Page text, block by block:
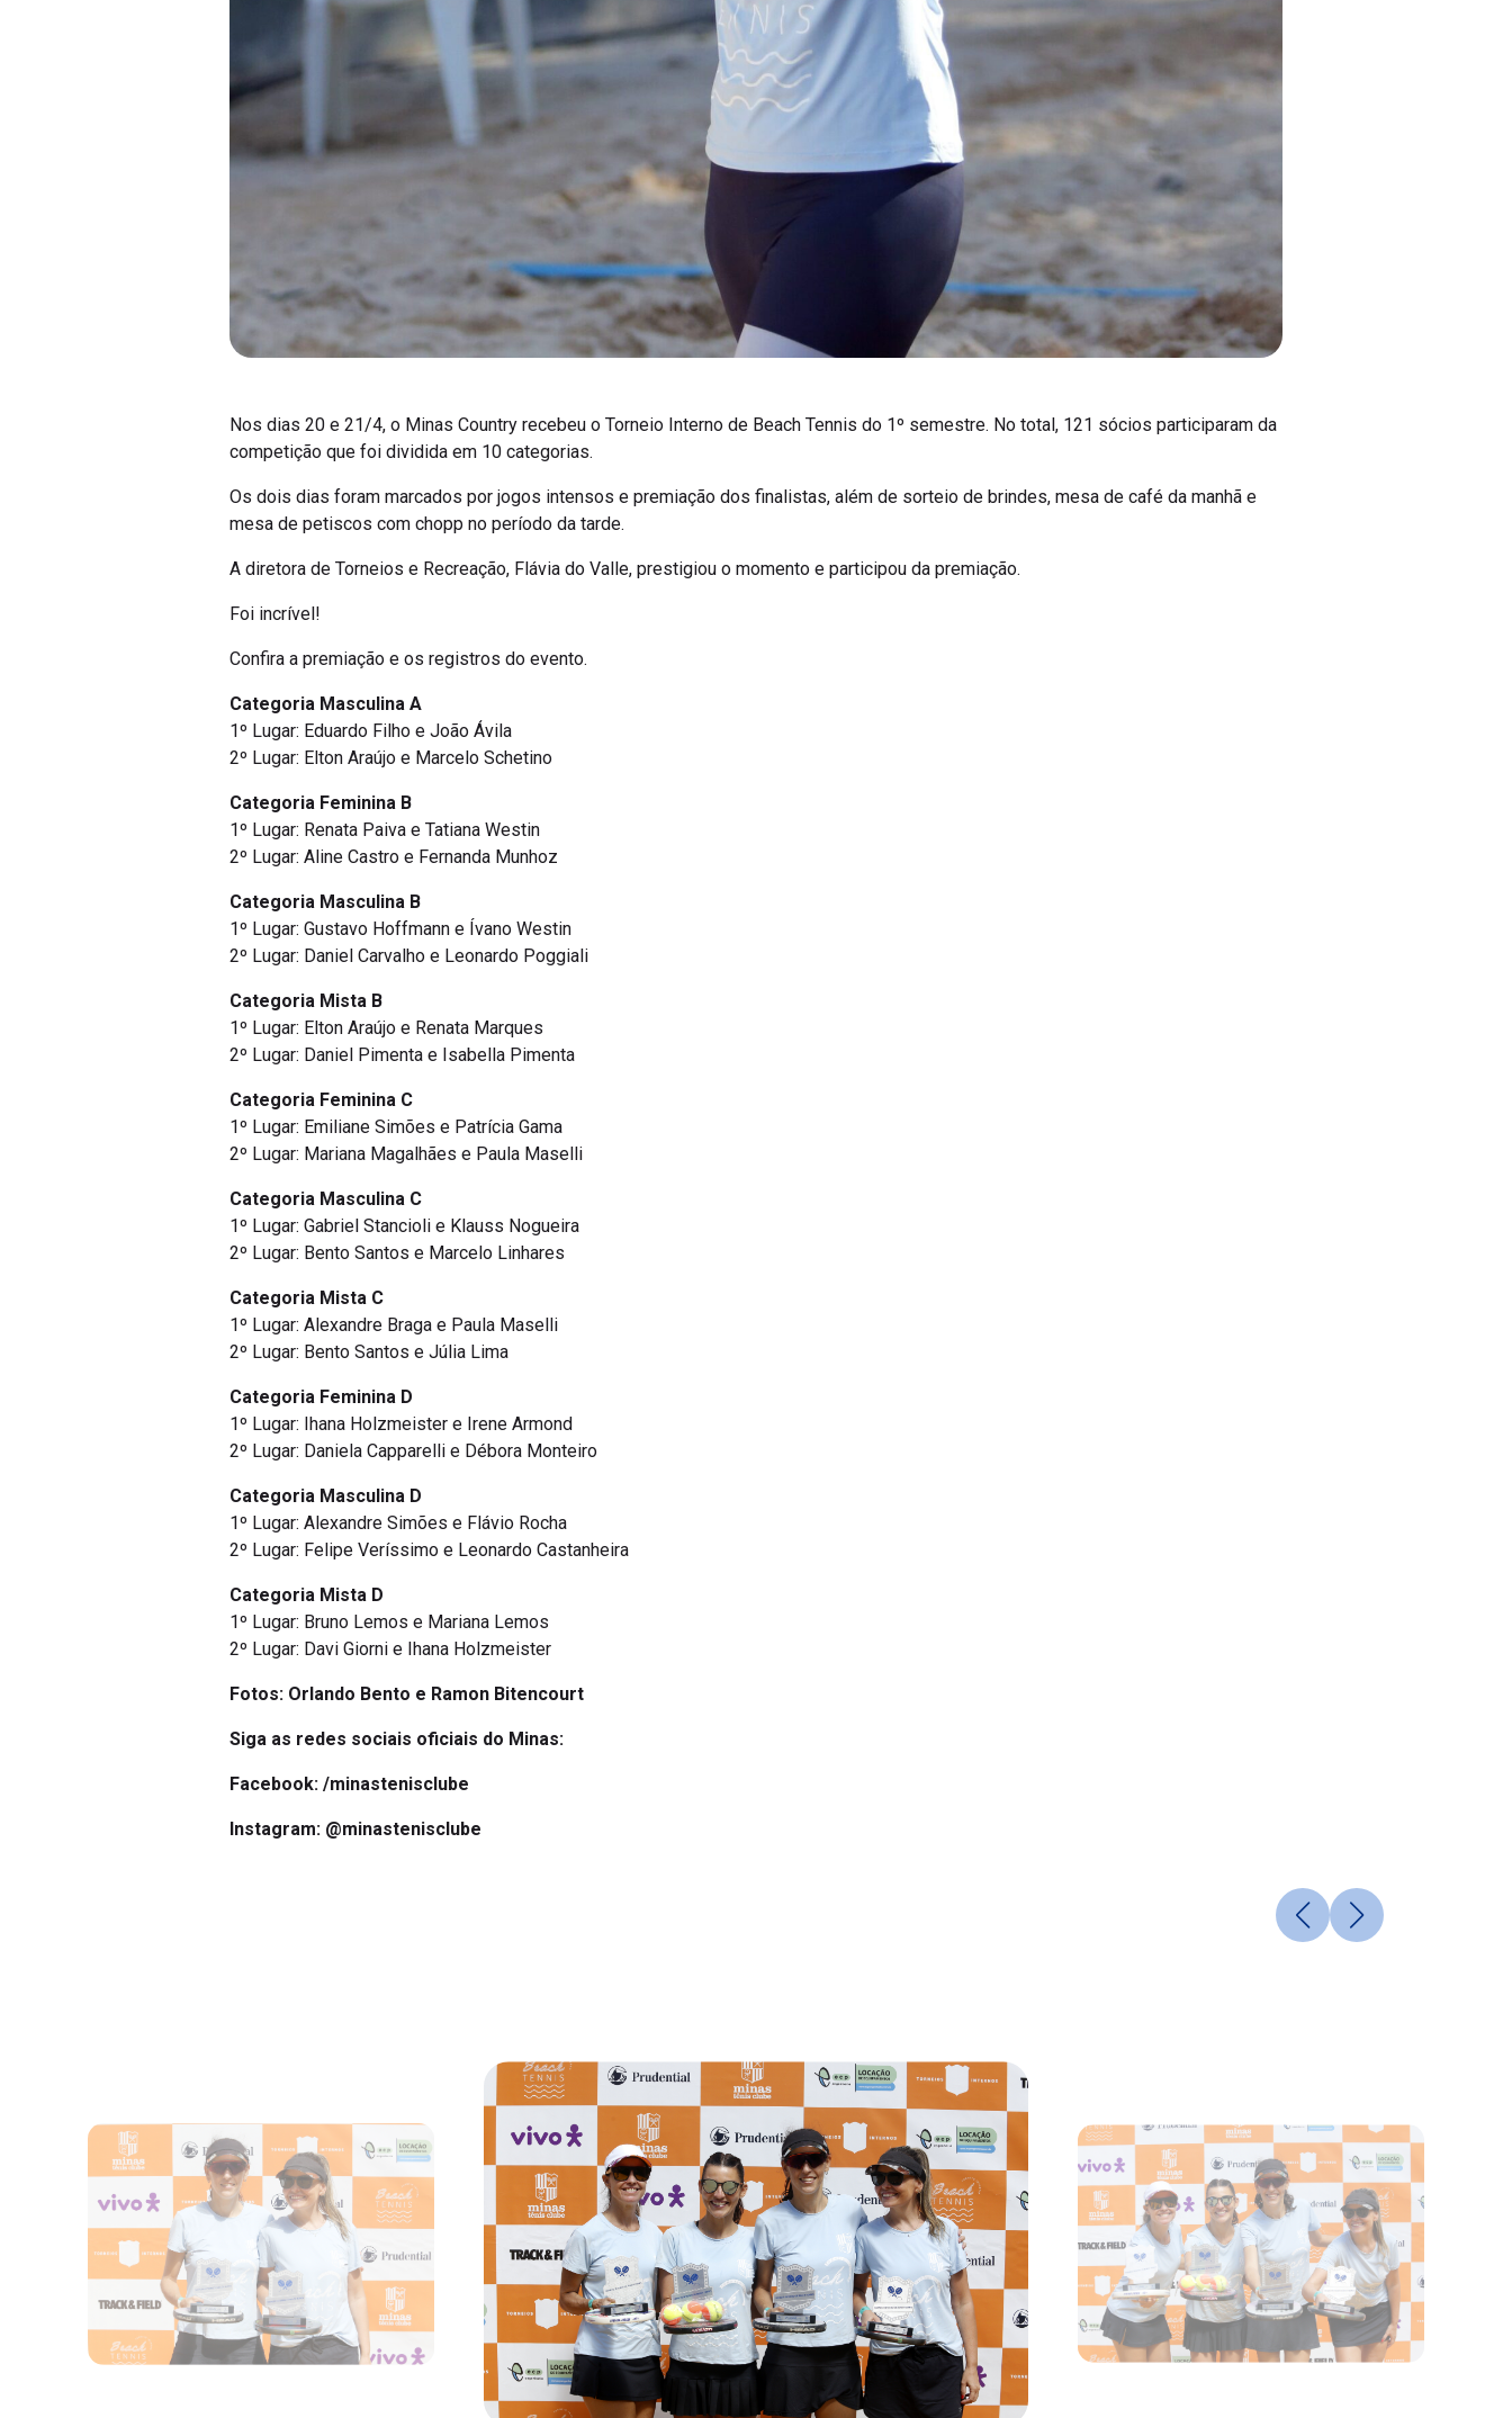
Nos dias 20 e 21/4, o Minas Country recebeu o Torneio Interno de Beach Tennis do 1º semestre. No total, 121 sócios participaram da
competição que foi dividida em 10 categorias.
Os dois dias foram marcados por jogos intensos e premiação dos finalistas, além de sorteio de brindes, mesa de café da manhã e
mesa de petiscos com chopp no período da tarde.
A diretora de Torneios e Recreação, Flávia do Valle, prestigiou o momento e participou da premiação.
Foi incrível!
Confira a premiação e os registros do evento.
Categoria Masculina A
1º Lugar: Eduardo Filho e João Ávila
2º Lugar: Elton Araújo e Marcelo Schetino
Categoria Feminina B
1º Lugar: Renata Paiva e Tatiana Westin
2º Lugar: Aline Castro e Fernanda Munhoz
Categoria Masculina B
1º Lugar: Gustavo Hoffmann e Ívano Westin
2º Lugar: Daniel Carvalho e Leonardo Poggiali
Categoria Mista B
1º Lugar: Elton Araújo e Renata Marques
2º Lugar: Daniel Pimenta e Isabella Pimenta
Categoria Feminina C
1º Lugar: Emiliane Simões e Patrícia Gama
2º Lugar: Mariana Magalhães e Paula Maselli
Categoria Masculina C
1º Lugar: Gabriel Stancioli e Klauss Nogueira
2º Lugar: Bento Santos e Marcelo Linhares
Categoria Mista C
1º Lugar: Alexandre Braga e Paula Maselli
2º Lugar: Bento Santos e Júlia Lima
Categoria Feminina D
1º Lugar: Ihana Holzmeister e Irene Armond
2º Lugar: Daniela Capparelli e Débora Monteiro
Categoria Masculina D
1º Lugar: Alexandre Simões e Flávio Rocha
2º Lugar: Felipe Veríssimo e Leonardo Castanheira
Categoria Mista D
1º Lugar: Bruno Lemos e Mariana Lemos
2º Lugar: Davi Giorni e Ihana Holzmeister
Fotos: Orlando Bento e Ramon Bitencourt
Siga as redes sociais oficiais do Minas:
Facebook: /minastenisclube
Instagram: @minastenisclube